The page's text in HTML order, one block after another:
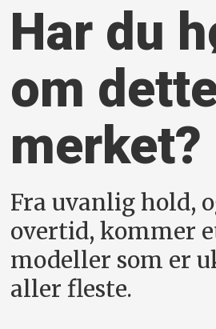
Har du
om
merket?
Fra uvanlig hold,
overtid, kommer
modeller som er
aller fleste.